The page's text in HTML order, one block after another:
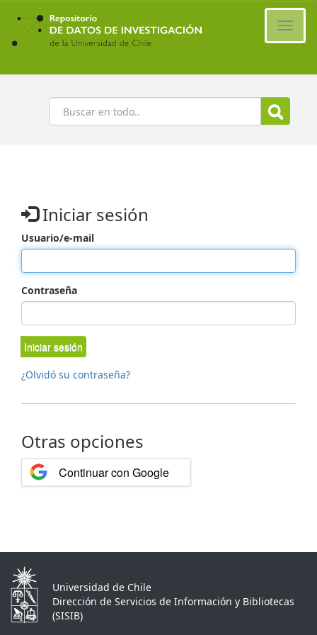
Ir
contenido
principal
Buscar
Iniciar sesión
Usuario/e-mail
Contraseña
Iniciar sesión
¿Olvidó su contraseña?
Otras opciones
Continuar con Google
Universidad de Chile
Dirección de Servicios de Información y Bibliotecas
(SISIB)